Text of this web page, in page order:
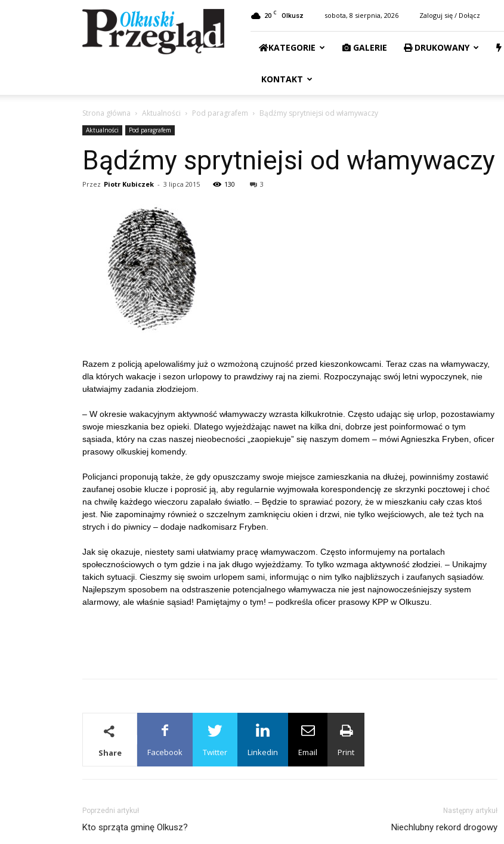
Przegląd
Olkuski
20 C Olkusz sobota, 8 sierpnia, 2026 Zaloguj się / Dołącz
KATEGORIE GALERIE DRUKOWANY
KONTAKT
Strona główna Aktualności Pod paragrafem Bądźmy sprytniejsi od włamywaczy
Aktualności Pod paragrafem
Bądźmy sprytniejsi od włamywaczy
Przez Piotr Kubiczek - 3 lipca 2015 130 3
Razem z policją apelowaliśmy już o wzmożoną czujność przed kieszonkowcami. Teraz czas na włamywaczy,
dla których wakacje i sezon urlopowy to prawdziwy raj na ziemi. Rozpoczynając swój letni wypoczynek, nie
ułatwiajmy zadania złodziejom.
– W okresie wakacyjnym aktywność włamywaczy wzrasta kilkukrotnie. Często udając się urlop, pozostawiamy
swoje mieszkania bez opieki. Dlatego wyjeżdżając nawet na kilka dni, dobrze jest poinformować o tym
sąsiada, który na czas naszej nieobecności „zaopiekuje” się naszym domem – mówi Agnieszka Fryben, oficer
prasowy olkuskiej komendy.
Policjanci proponują także, że gdy opuszczamy swoje miejsce zamieszkania na dłużej, powinniśmy zostawić
zaufanej osobie klucze i poprosić ją, aby regularnie wyjmowała korespondencję ze skrzynki pocztowej i choć
na chwilę każdego wieczoru zapalało światło. – Będzie to sprawiać pozory, że w mieszkaniu cały czas ktoś
jest. Nie zapominajmy również o szczelnym zamknięciu okien i drzwi, nie tylko wejściowych, ale też tych na
strych i do piwnicy – dodaje nadkomisarz Fryben.
Jak się okazuje, niestety sami ułatwiamy pracę włamywaczom. Często informujemy na portalach
społecznościowych o tym gdzie i na jak długo wyjeżdżamy. To tylko wzmaga aktywność złodziei. – Unikajmy
takich sytuacji. Cieszmy się swoim urlopem sami, informując o nim tylko najbliższych i zaufanych sąsiadów.
Najlepszym sposobem na odstraszenie potencjalnego włamywacza nie jest najnowocześniejszy system
alarmowy, ale właśnie sąsiad! Pamiętajmy o tym! – podkreśla oficer prasowy KPP w Olkuszu.
Share Facebook Twitter Linkedin Email Print
Poprzedni artykuł
Kto sprząta gminę Olkusz?
Następny artykuł
Niechlubny rekord drogowy